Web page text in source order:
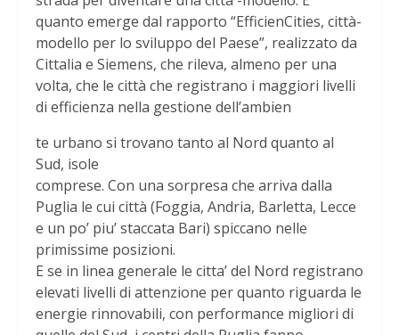
quanto emerge dal rapporto “EfficienCities, città-
modello per lo sviluppo del Paese”, realizzato da
Cittalia e Siemens, che rileva, almeno per una
volta, che le città che registrano i maggiori livelli
di efficienza nella gestione dell’ambien
te urbano si trovano tanto al Nord quanto al
Sud, isole
comprese. Con una sorpresa che arriva dalla
Puglia le cui città (Foggia, Andria, Barletta, Lecce
e un po’ piu’ staccata Bari) spiccano nelle
primissime posizioni.
E se in linea generale le citta’ del Nord registrano
elevati livelli di attenzione per quanto riguarda le
energie rinnovabili, con performance migliori di